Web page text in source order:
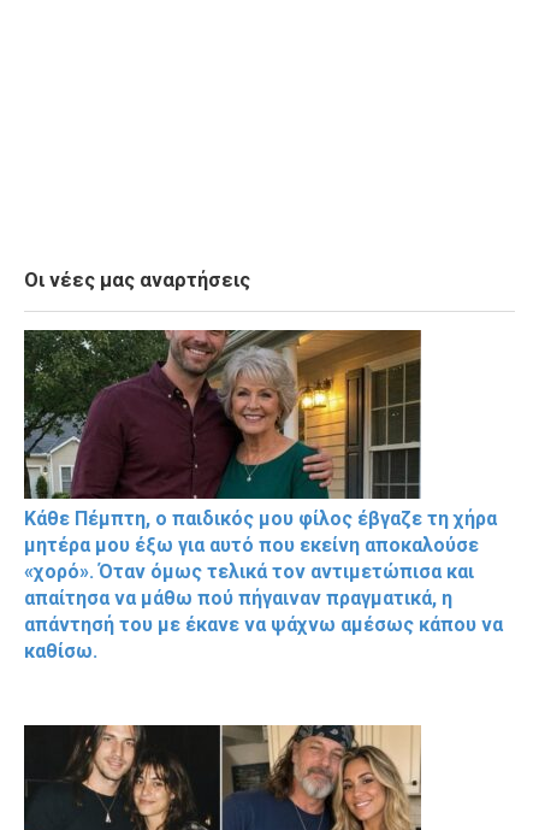
Οι νέες μας αναρτήσεις
Κάθε Πέμπτη, ο παιδικός μου φίλος έβγαζε τη χήρα
μητέρα μου έξω για αυτό που εκείνη αποκαλούσε
«χορό». Όταν όμως τελικά τον αντιμετώπισα και
απαίτησα να μάθω πού πήγαιναν πραγματικά, η
απάντησή του με έκανε να ψάχνω αμέσως κάπου να
καθίσω.